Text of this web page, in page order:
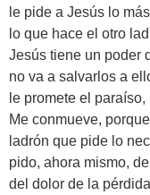
le pide a Jesús lo
lo que hace el otro
Jesús tiene un poder
no va a salvarlos a
le promete el
Me conmueve,
ladrón que pide lo
pido, ahora mismo,
del dolor de la